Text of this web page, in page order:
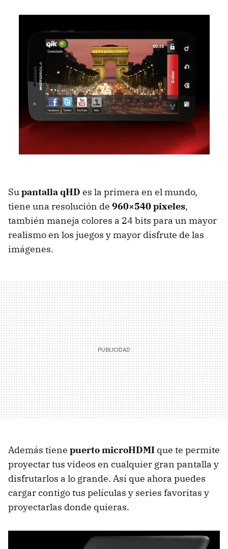
Supantalla qHD es la primera en el mundo,
tiene una resolución de 960×540 pixeles,
también maneja colores a 24 bits para un mayor
realismo en los juegos y mayor disfrute de las
imágenes.
Además tiene puerto microHDMI que te permite
proyectar tus videos en cualquier gran pantalla y
disfrutarlos a lo grande. Así que ahora puedes
cargar contigo tus películas y series favoritas y
proyectarlas donde quieras.